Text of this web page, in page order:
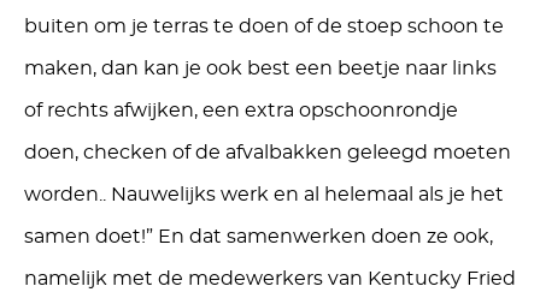
buiten om je terras te doen of de stoep schoon te
maken, dan kan je ook best een beetje naar links
of rechts afwijken, een extra opschoonrondje
doen, checken of de afvalbakken geleegd moeten
worden.. Nauwelijks werk en al helemaal als je het
samen doet!” En dat samenwerken doen ze ook,
namelijk met de medewerkers van Kentucky Fried